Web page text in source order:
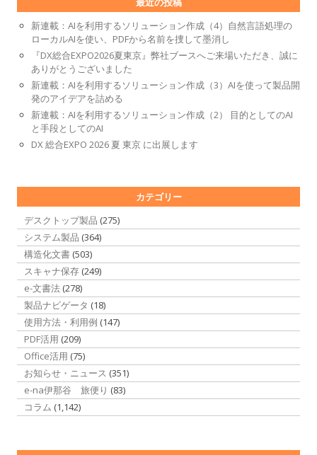
新連載：AIを利用するソリューション作成（4）自然言語処理の
ローカルAIを使い、PDFから名前を捜して墨消し
『DX総合EXPO2026夏東京』弊社ブースへご来場いただき、誠に
ありがとうございました
新連載：AIを利用するソリューション作成（3）AIを使って製品開
発のアイデアを詰める
新連載：AIを利用するソリューション作成（2） 目的としてのAI
と手段としてのAI
DX 総合EXPO 2026 夏 東京 に出展します
カテゴリー
デスクトップ製品 (275)
システム製品 (364)
構造化文書 (503)
スキャナ保存 (249)
e-文書法 (278)
製品ナビゲータ (18)
使用方法・利用例 (147)
PDF活用 (209)
Office活用 (75)
お知らせ・ニュース (351)
e-na伊那谷 旅便り (83)
コラム (1,142)